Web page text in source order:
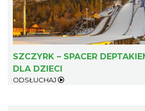
SZCZYRK – SPACER
DLA DZIECI
ODSŁUCHAJ